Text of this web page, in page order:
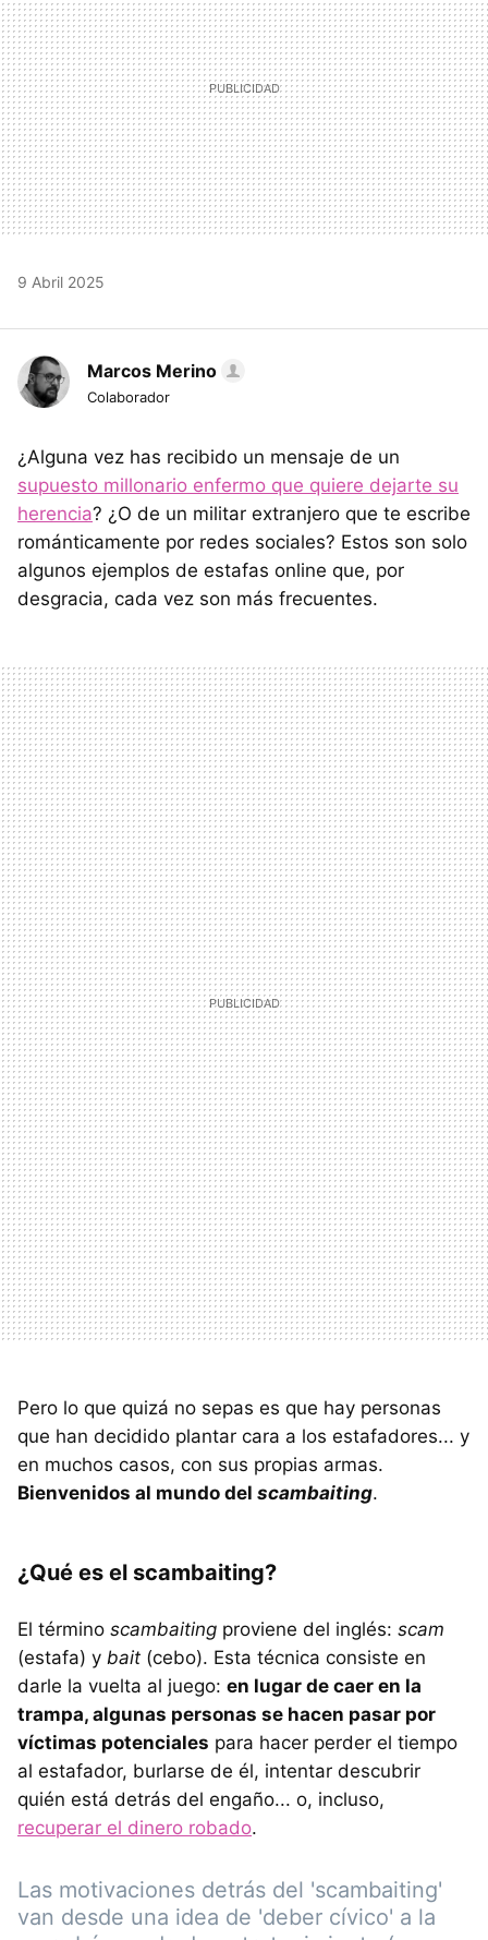
9 Abril 2025
Marcos Merino
Colaborador
¿Alguna vez has recibido un mensaje de un
supuesto millonario enfermo que quiere dejarte su
herencia? ¿O de un militar extranjero que te escribe
románticamente por redes sociales? Estos son solo
algunos ejemplos de estafas online que, por
desgracia, cada vez son más frecuentes.
Pero lo que quizá no sepas es que hay personas
que han decidido plantar cara a los estafadores... y
en muchos casos, con sus propias armas.
Bienvenidos al mundo del scambaiting.
¿Qué es el scambaiting?
El término scambaiting proviene del inglés: scam
(estafa) y bait (cebo). Esta técnica consiste en
darle la vuelta al juego: en lugar de caer en la
trampa, algunas personas se hacen pasar por
víctimas potenciales para hacer perder el tiempo
al estafador, burlarse de él, intentar descubrir
quién está detrás del engaño... o, incluso,
recuperar el dinero robado.
Las motivaciones detrás del 'scambaiting'
van desde una idea de 'deber cívico' a la